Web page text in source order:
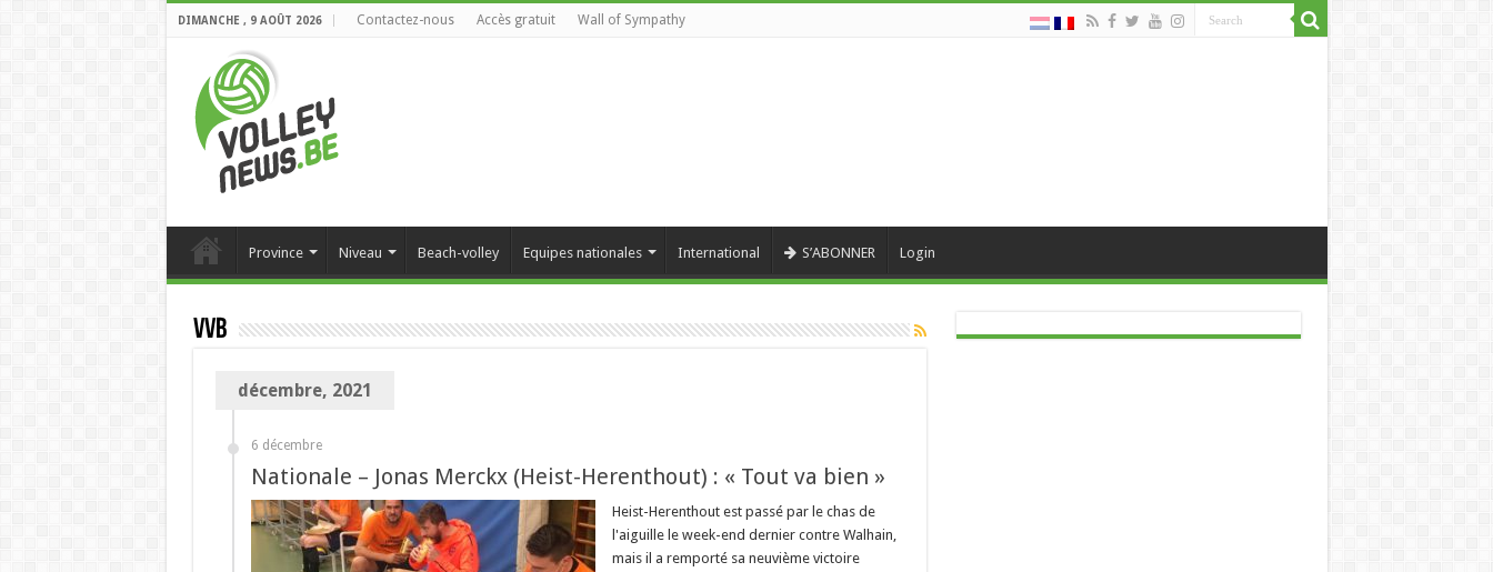
DIMANCHE , 9 AOÛT 2026 Contactez-nous Accès gratuit Wall of Sympathy
Province Niveau Beach-volley Equipes nationales International S’ABONNER Login
VVB
décembre, 2021
6 décembre
Nationale – Jonas Merckx (Heist-Herenthout) : « Tout va bien »
Heist-Herenthout est passé par le chas de
l'aiguille le week-end dernier contre Walhain,
mais il a remporté sa neuvième victoire